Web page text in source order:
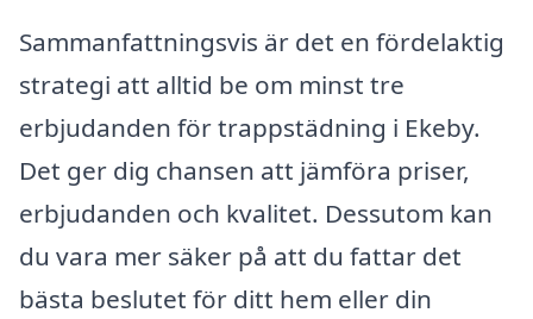
Sammanfattningsvis är det en fördelaktig
strategi att alltid be om minst tre
erbjudanden för trappstädning i Ekeby.
Det ger dig chansen att jämföra priser,
erbjudanden och kvalitet. Dessutom kan
du vara mer säker på att du fattar det
bästa beslutet för ditt hem eller din